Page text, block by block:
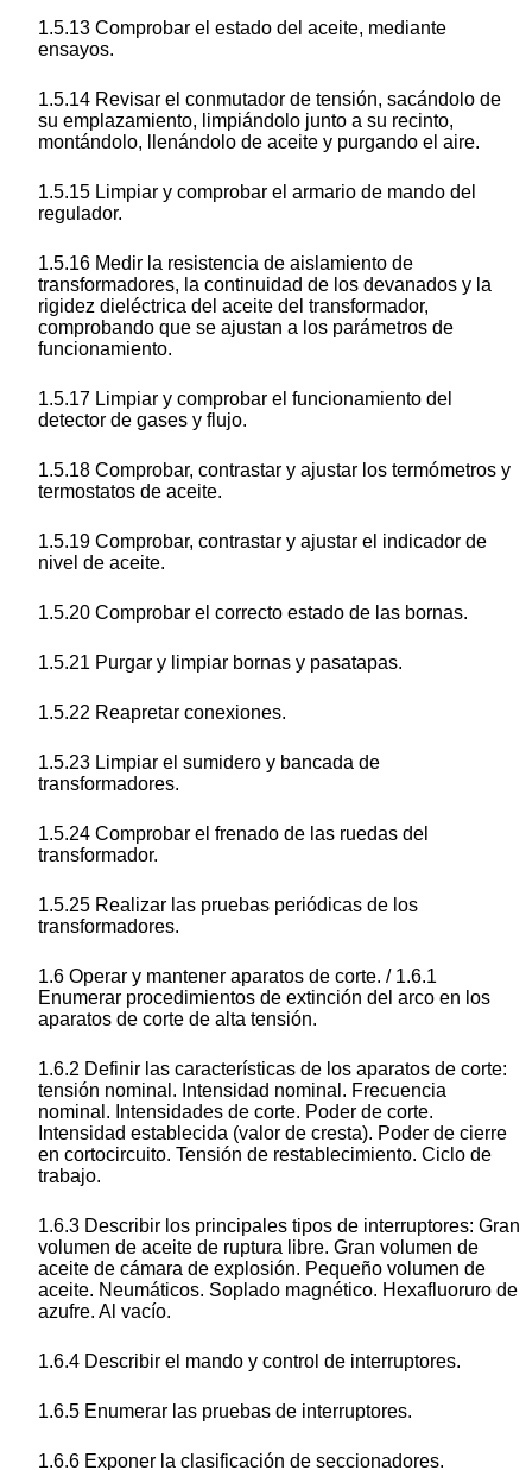
1.5.13 Comprobar el estado del aceite, mediante
ensayos.
1.5.14 Revisar el conmutador de tensión, sacándolo de
su emplazamiento, limpiándolo junto a su recinto,
montándolo, llenándolo de aceite y purgando el aire.
1.5.15 Limpiar y comprobar el armario de mando del
regulador.
1.5.16 Medir la resistencia de aislamiento de
transformadores, la continuidad de los devanados y la
rigidez dieléctrica del aceite del transformador,
comprobando que se ajustan a los parámetros de
funcionamiento.
1.5.17 Limpiar y comprobar el funcionamiento del
detector de gases y flujo.
1.5.18 Comprobar, contrastar y ajustar los termómetros y
termostatos de aceite.
1.5.19 Comprobar, contrastar y ajustar el indicador de
nivel de aceite.
1.5.20 Comprobar el correcto estado de las bornas.
1.5.21 Purgar y limpiar bornas y pasatapas.
1.5.22 Reapretar conexiones.
1.5.23 Limpiar el sumidero y bancada de
transformadores.
1.5.24 Comprobar el frenado de las ruedas del
transformador.
1.5.25 Realizar las pruebas periódicas de los
transformadores.
1.6 Operar y mantener aparatos de corte. / 1.6.1
Enumerar procedimientos de extinción del arco en los
aparatos de corte de alta tensión.
1.6.2 Definir las características de los aparatos de corte:
tensión nominal. Intensidad nominal. Frecuencia
nominal. Intensidades de corte. Poder de corte.
Intensidad establecida (valor de cresta). Poder de cierre
en cortocircuito. Tensión de restablecimiento. Ciclo de
trabajo.
1.6.3 Describir los principales tipos de interruptores: Gran
volumen de aceite de ruptura libre. Gran volumen de
aceite de cámara de explosión. Pequeño volumen de
aceite. Neumáticos. Soplado magnético. Hexafluoruro de
azufre. Al vacío.
1.6.4 Describir el mando y control de interruptores.
1.6.5 Enumerar las pruebas de interruptores.
1.6.6 Exponer la clasificación de seccionadores.